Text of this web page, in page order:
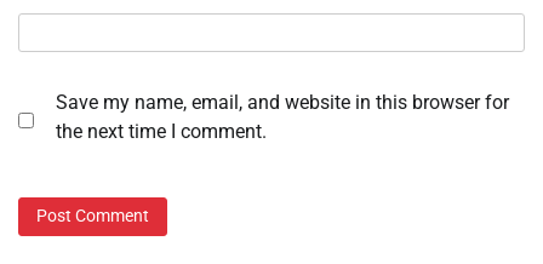
Save my name, email, and website in this browser for
the next time I comment.